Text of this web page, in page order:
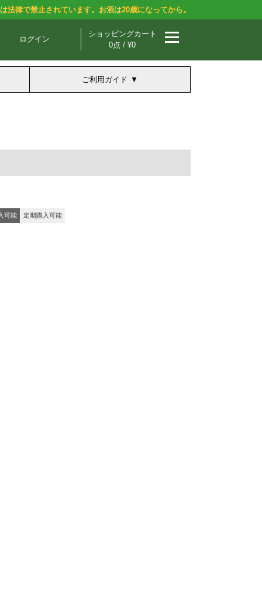
法律で禁止されています。お酒は20歳になってから。
ログイン
ショッピングカート
0点 / ¥0
ご利用ガイド
可能 定期購入可能